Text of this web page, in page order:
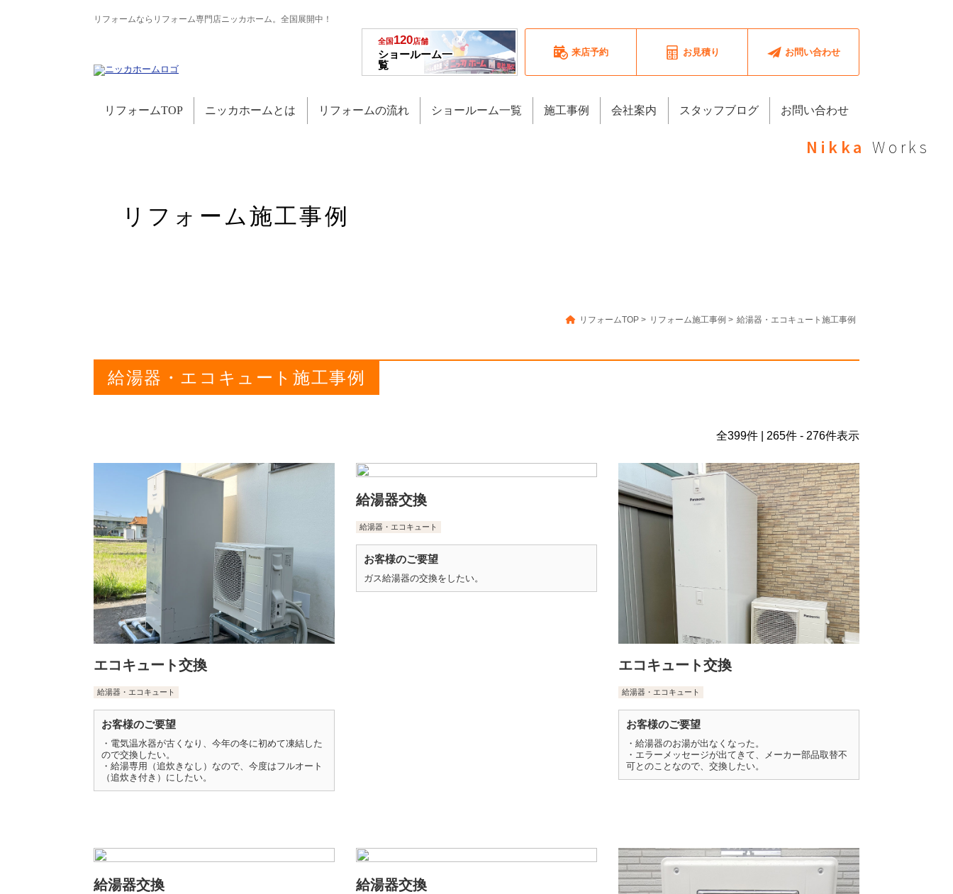
リフォームならリフォーム専門店ニッカホーム。全国展開中！
全国120店舗
ショールーム一
覧
来店予約 お見積り お問い合わせ
リフォームTOP ニッカホームとは リフォームの流れ ショールーム一覧 施工事例 会社案内 スタッフブログ お問い合わせ
Nikka Works
リフォーム施工事例
リフォームTOP > リフォーム施工事例 > 給湯器・エコキュート施工事例
給湯器・エコキュート施工事例
全399件 | 265件 - 276件表示
エコキュート交換
給湯器・エコキュート
お客様のご要望
・電気温水器が古くなり、今年の冬に初めて凍結した
ので交換したい。
・給湯専用（追炊きなし）なので、今度はフルオート
（追炊き付き）にしたい。
給湯器交換
給湯器・エコキュート
お客様のご要望
ガス給湯器の交換をしたい。
エコキュート交換
給湯器・エコキュート
お客様のご要望
・給湯器のお湯が出なくなった。
・エラーメッセージが出てきて、メーカー部品取替不
可とのことなので、交換したい。
給湯器交換 給湯器交換